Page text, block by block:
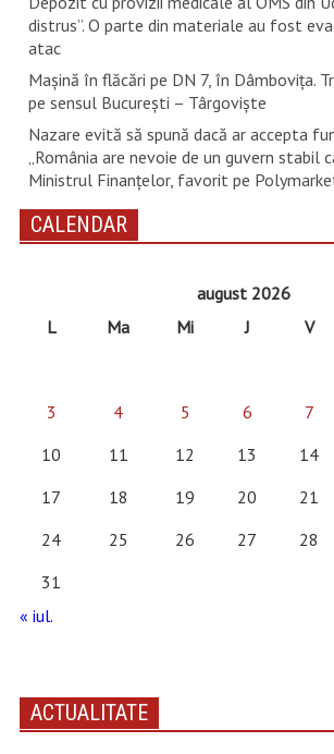
distrus”. O parte din materiale au fost
atac
Mașină în flăcări pe DN 7, în Dâmbovița.
pe sensul București – Târgoviște
Nazare evită să spună dacă ar accepta
„România are nevoie de un guvern stabil
Ministrul Finanțelor, favorit pe
CALENDAR
august 2026
L
Ma Mi J V
3
4 5 6 7
10
11 12 13 14
17
18 19 20 21
24
25 26 27 28
31
« iul.
ACTUALITATE